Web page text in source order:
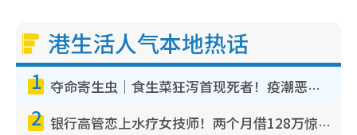
港生活人气本地热话
1 夺命寄生虫｜食生菜狂泻首现死者！疫潮恶化录1.8万宗病例 揭洗菜3大谬误
2 银行高管恋上水疗女技师！两个月借128万惊觉“沉船”沉落火海 揭背后疑似邪教操控卖淫